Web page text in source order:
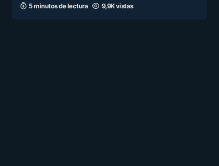
5 minutos de lectura 9,9K vistas